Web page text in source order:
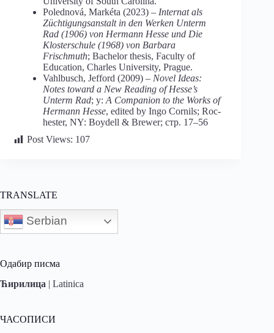
Polednová, Markéta (2023) – Internat als
Züchtigungsanstalt in den Werken Unterm
Rad (1906) von Hermann Hesse und Die
Klosterschule (1968) von Barbara
Frischmuth; Bachelor thesis, Faculty of
Education, Charles University, Prague.
Vahlbusch, Jefford (2009) – Novel Ideas:
Notes toward a New Reading of Hesse’s
Unterm Rad; у: A Companion to the Works of
Hermann Hesse, edited by Ingo Cornils; Roc-
hester, NY: Boydell & Brewer; стр. 17–56
Post Views: 107
TRANSLATE
Serbian
Одабир писма
Ћирилица | Latinica
ЧАСОПИСИ